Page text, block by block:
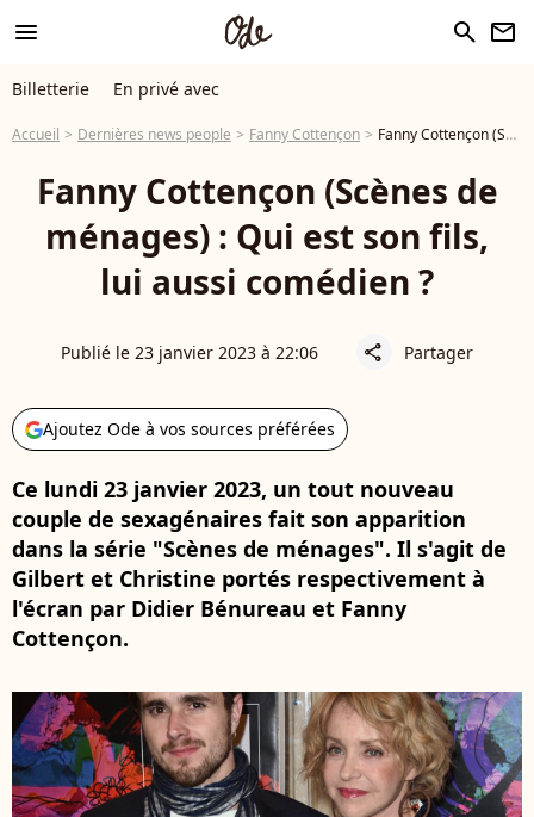
menu search newsletter
Billetterie En privé avec
Accueil Dernières news people Fanny Cottençon Fanny Cottençon (Scènes de ménages) : Qui est son fils, lui aussi comédien ?
Fanny Cottençon (Scènes de
ménages) : Qui est son fils,
lui aussi comédien ?
Publié le 23 janvier 2023 à 22:06 share Partager
Ajoutez Ode à vos sources préférées
Ce lundi 23 janvier 2023, un tout nouveau
couple de sexagénaires fait son apparition
dans la série "Scènes de ménages". Il s'agit de
Gilbert et Christine portés respectivement à
l'écran par Didier Bénureau et Fanny
Cottençon.